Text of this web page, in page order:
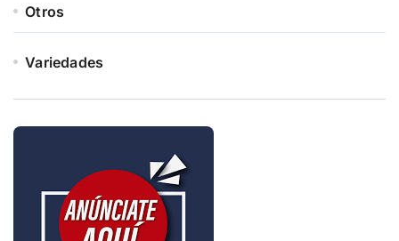
Otros
Variedades